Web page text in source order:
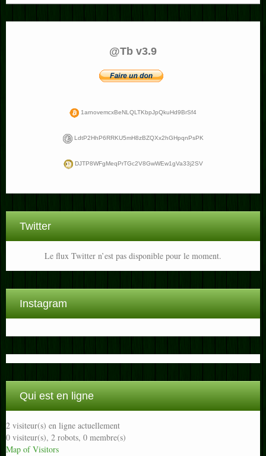
@Tb v3.9
1arnovemcxBeNLQLTKbpJpQkuHd9BrSf4
LdtP2HhP6RRKU5mH8zBZQXx2hGHpqnPsPK
DJTP8WFgMeqPrTGc2V8GwWEw1gVa33j2SV
Twitter
Le flux Twitter n’est pas disponible pour le moment.
Instagram
Qui est en ligne
2 visiteur(s) en ligne actuellement
0 visiteur(s), 2 robots, 0 membre(s)
Map of Visitors